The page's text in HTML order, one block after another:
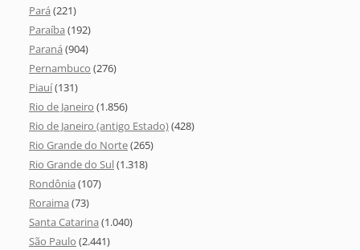
Pará (221)
Paraíba (192)
Paraná (904)
Pernambuco (276)
Piauí(131)
Rio de Janeiro (1.856)
Rio de Janeiro (antigo Estado)(428)
Rio Grande do Norte(265)
Rio Grande do Sul(1.318)
Rondônia (107)
Roraima (73)
Santa Catarina (1.040)
São Paulo (2.441)